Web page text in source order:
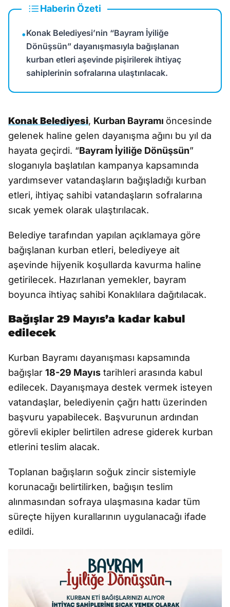
Haberin Özeti
•Konak Belediyesi’nin “Bayram İyiliğe
Dönüşsün” dayanışmasıyla bağışlanan
kurban etleri aşevinde pişirilerek ihtiyaç
sahiplerinin sofralarına ulaştırılacak.
Konak Belediyesi, Kurban Bayramı öncesinde
gelenek haline gelen dayanışma ağını bu yıl da
hayata geçirdi. “Bayram İyiliğe Dönüşsün”
sloganıyla başlatılan kampanya kapsamında
yardımsever vatandaşların bağışladığı kurban
etleri, ihtiyaç sahibi vatandaşların sofralarına
sıcak yemek olarak ulaştırılacak.
Belediye tarafından yapılan açıklamaya göre
bağışlanan kurban etleri, belediyeye ait
aşevinde hijyenik koşullarda kavurma haline
getirilecek. Hazırlanan yemekler, bayram
boyunca ihtiyaç sahibi Konaklılara dağıtılacak.
Bağışlar 29 Mayıs’a kadar kabul
edilecek
Kurban Bayramı dayanışması kapsamında
bağışlar 18-29 Mayıs tarihleri arasında kabul
edilecek. Dayanışmaya destek vermek isteyen
vatandaşlar, belediyenin çağrı hattı üzerinden
başvuru yapabilecek. Başvurunun ardından
görevli ekipler belirtilen adrese giderek kurban
etlerini teslim alacak.
Toplanan bağışların soğuk zincir sistemiyle
korunacağı belirtilirken, bağışın teslim
alınmasından sofraya ulaşmasına kadar tüm
süreçte hijyen kurallarının uygulanacağı ifade
edildi.